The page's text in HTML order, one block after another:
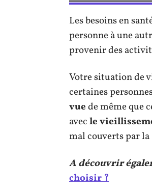
Les besoins en
personne à une
provenir des
Votre situation de
certaines
vuede même que
avecle
mal couverts par la
A découvrir
choisir ?